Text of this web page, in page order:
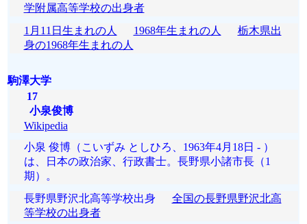
学附属高等学校の出身者
1月11日生まれの人
1968年生まれの人
栃木県出
身の1968年生まれの人
駒澤大学
17
小泉俊博
Wikipedia
小泉 俊博（こいずみ としひろ、1963年4月18日 - ）
は、日本の政治家、行政書士。長野県小諸市長（1
期）。
長野県野沢北高等学校出身 全国の長野県野沢北高
等学校の出身者